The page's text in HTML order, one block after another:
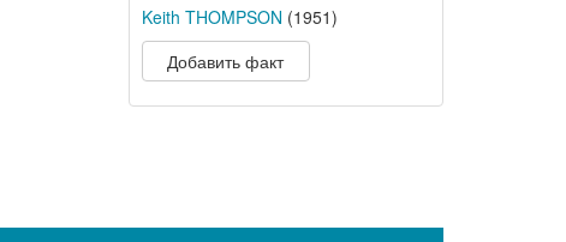
Keith THOMPSON (1951)
Добавить факт